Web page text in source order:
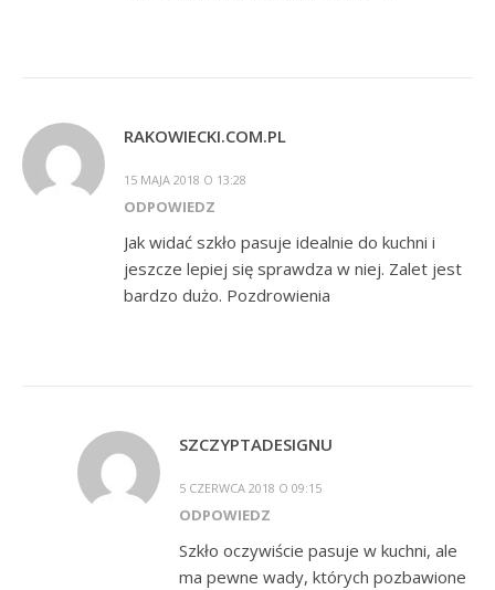
RAKOWIECKI.COM.PL
15 MAJA 2018 O 13:28
ODPOWIEDZ
Jak widać szkło pasuje idealnie do kuchni i
jeszcze lepiej się sprawdza w niej. Zalet jest
bardzo dużo. Pozdrowienia
SZCZYPTADESIGNU
5 CZERWCA 2018 O 09:15
ODPOWIEDZ
Szkło oczywiście pasuje w kuchni, ale
ma pewne wady, których pozbawione